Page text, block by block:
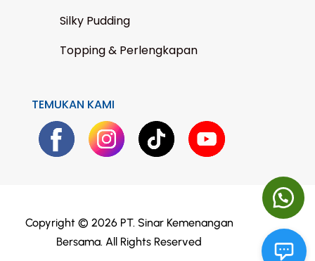
Silky Pudding
Topping & Perlengkapan
TEMUKAN KAMI
Copyright © 2026 PT. Sinar Kemenangan
Bersama. All Rights Reserved